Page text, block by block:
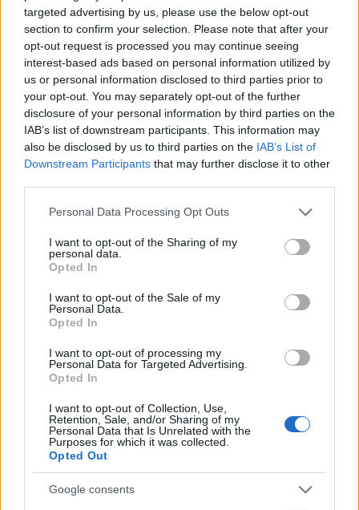
targeted advertising by us, please use the below opt-out
section to confirm your selection. Please note that after your
opt-out request is processed you may continue seeing
interest-based ads based on personal information utilized by
us or personal information disclosed to third parties prior to
your opt-out. You may separately opt-out of the further
disclosure of your personal information by third parties on the
IAB’s list of downstream participants. This information may
also be disclosed by us to third parties on the IAB’s List of
Downstream Participants that may further disclose it to other
Please note that this website/app uses one or more Google
not limited to your visit or usage behaviour. You may click to
grant or deny consent to Google and its third-party tags to
use your data for below specified purposes in below Google
consent section.
Personal Data Processing Opt Outs
I want to opt-out of the Sharing of my
personal data.
Opted In
I want to opt-out of the Sale of my
Personal Data.
Opted In
I want to opt-out of processing my
Personal Data for Targeted Advertising.
Opted In
I want to opt-out of Collection, Use,
Retention, Sale, and/or Sharing of my
Personal Data that Is Unrelated with the
Purposes for which it was collected.
Opted Out
Google consents
αναλαμβάνουν να μεταφέρουν στουςτηλεθεατέςτον
μοναδικό παλμό του70ού Διαγωνισμού Τραγουδιού της
Eurovision , που θα πραγματοποιηθεί στηΒιέννητης
Αυστρίας.
Στον πρώτοημιτελικότης Τρίτης (12/5) θα υπάρχει έντονο
ελληνικό ενδιαφέρον, καθώς ηΕυρώπηθα υποδεχθεί ως
guest starτηΒίκυ Λέανδρος, που επιστρέφει στη Βιέννη για
να παρουσιάσει μια νέα διασκευήτου « L’amour est bleu
τραγούδι είχε πρωτοερμηνευτεί από εκείνη το 1967, σε
ηλικία μόλις15 ετών, αφήνοντας το δικό τουιστορικό
Κάνε κλικ και δες περισσότερο
αναζήτηση τηςGoogle
ΨΥΧΑΓΩΓΙΑ μουσική eurovision